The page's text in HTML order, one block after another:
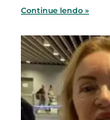
Continue lendo »